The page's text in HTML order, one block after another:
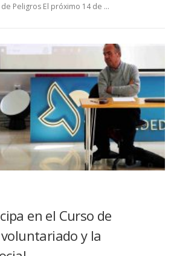
de Peligros El próximo 14 de …
en el Curso de
y la